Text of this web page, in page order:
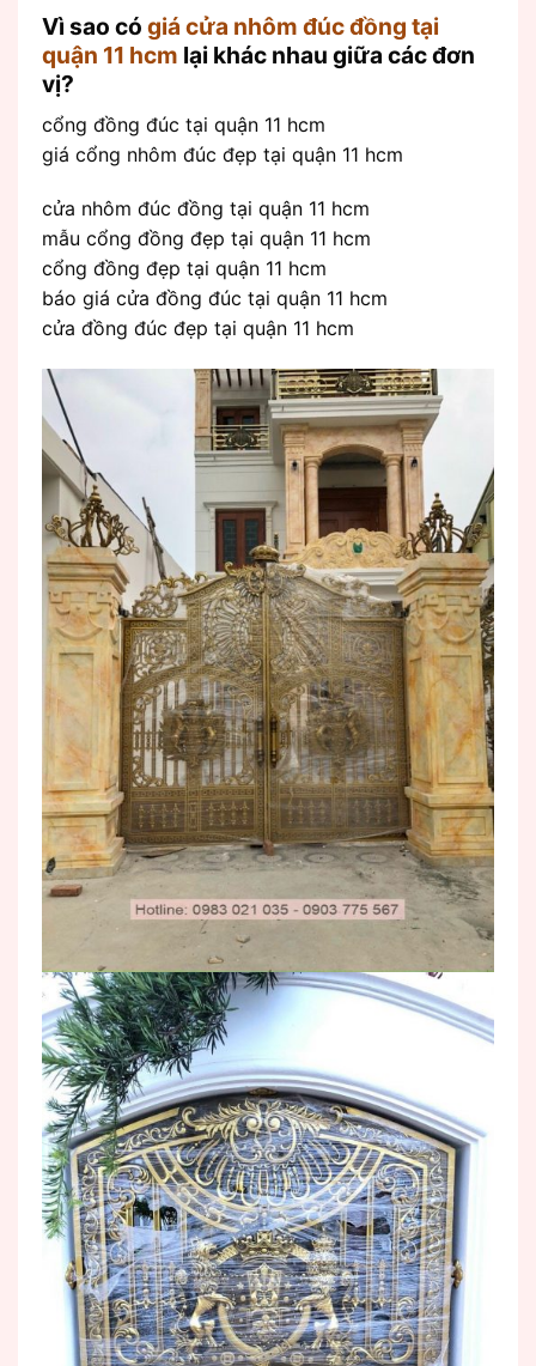
Vì sao có giá cửa nhôm đúc đồng tại
quận 11 hcm lại khác nhau giữa các đơn
vị?
cổng đồng đúc tại quận 11 hcm
giá cổng nhôm đúc đẹp tại quận 11 hcm
cửa nhôm đúc đồng tại quận 11 hcm
mẫu cổng đồng đẹp tại quận 11 hcm
cổng đồng đẹp tại quận 11 hcm
báo giá cửa đồng đúc tại quận 11 hcm
cửa đồng đúc đẹp tại quận 11 hcm